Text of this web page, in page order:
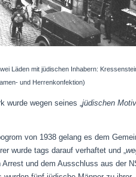
Läden mit jüdischen Inhabern:
und Herrenkonfektion)
wurde wegen seines „jüdischen
von 1938 gelang es dem
wurde tags darauf verhaftet und „
Arrest und dem Ausschluss aus der